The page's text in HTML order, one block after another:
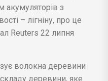
з
– лігніну, про це
Reuters 22 липня
волокна деревини
деревини, яке